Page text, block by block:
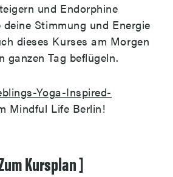
und Endorphine
Stimmung und Energie
dieses Kurses am Morgen
ganzen Tag beflügeln.
Yoga-Inspired-
Mindful Life Berlin!
Kursplan]